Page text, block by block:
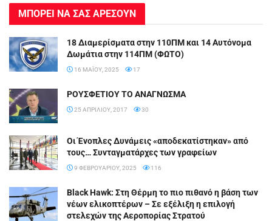
ΜΠΟΡΕΙ ΝΑ ΣΑΣ ΑΡΕΣΟΥΝ
18 Διαμερίσματα στην 110ΠΜ και 14 Αυτόνομα
Δωμάτια στην 114ΠΜ (ΦΩΤΟ)
16 ΜΑΪ́ΟΥ, 2025 17
ΡΟΥΣΦΕΤΙΟΥ ΤΟ ΑΝΑΓΝΩΣΜΑ
25 ΑΠΡΙΛΊΟΥ, 2017 30
Οι Ένοπλες Δυνάμεις «αποδεκατίστηκαν» από
τους… Συνταγματάρχες των γραφείων
9 ΦΕΒΡΟΥΑΡΊΟΥ, 2025 116
Black Hawk: Στη Θέρμη το πιο πιθανό η βάση των
νέων ελικοπτέρων – Σε εξέλιξη η επιλογή
στελεχών της Αεροπορίας Στρατού